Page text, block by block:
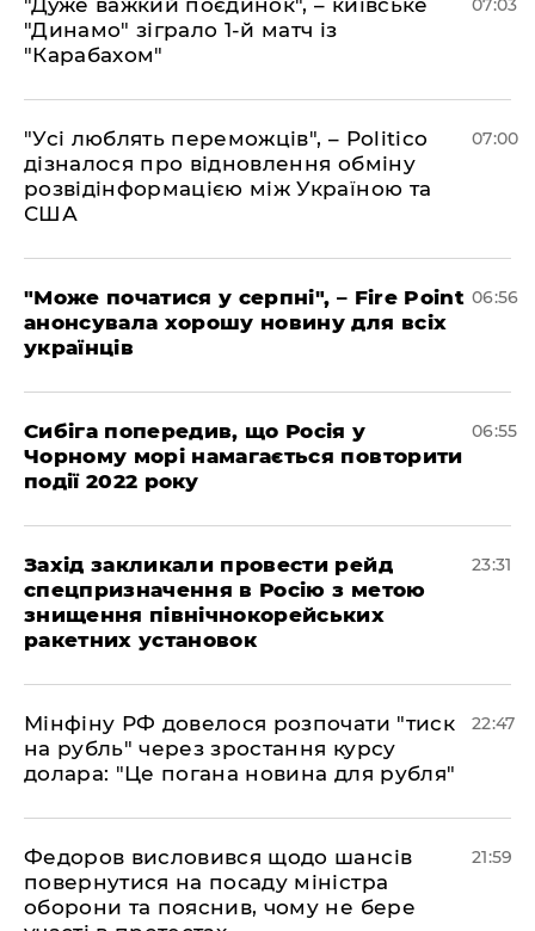
"Динамо" зіграло 1-й матч із
"Карабахом"
07:03
"Усі люблять переможців", – Politico
дізналося про відновлення обміну
розвідінформацією між Україною та
США
07:00
"Може початися у серпні", – Fire Point
анонсувала хорошу новину для всіх
українців
06:56
Сибіга попередив, що Росія у
Чорному морі намагається повторити
події 2022 року
06:55
​Захід закликали провести рейд
спецпризначення в Росію з метою
знищення північнокорейських
ракетних установок
23:31
​Мінфіну РФ довелося розпочати "тиск
на рубль" через зростання курсу
долара: "Це погана новина для рубля"
22:47
​Федоров висловився щодо шансів
повернутися на посаду міністра
оборони та пояснив, чому не бере
21:59